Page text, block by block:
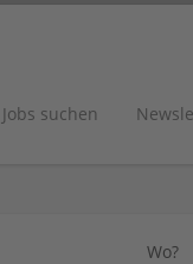
Jobs suchen
Wo?